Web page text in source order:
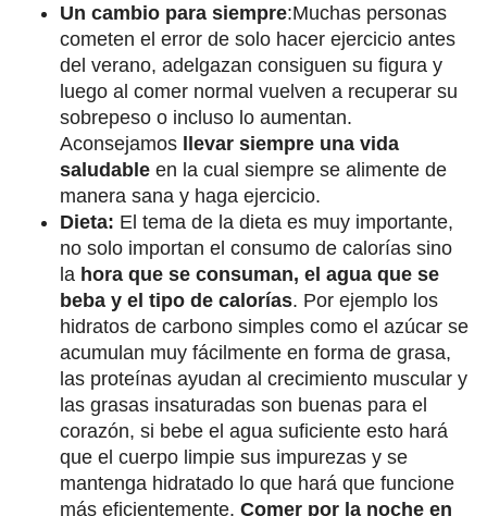
Un cambio para siempre:Muchas personas
cometen el error de solo hacer ejercicio antes
del verano, adelgazan consiguen su figura y
luego al comer normal vuelven a recuperar su
sobrepeso o incluso lo aumentan.
Aconsejamos
llevar siempre una vida
saludable en la cual siempre se alimente de
manera sana y haga ejercicio.
Dieta: El tema de la dieta es muy importante,
no solo importan el consumo de calorías sino
la hora que se consuman, el agua que se
beba y el tipo de calorías. Por ejemplo los
hidratos de carbono simples como el azúcar se
acumulan muy fácilmente en forma de grasa,
las proteínas ayudan al crecimiento muscular y
las grasas insaturadas son buenas para el
corazón, si bebe el agua suficiente esto hará
que el cuerpo limpie sus impurezas y se
mantenga hidratado lo que hará que funcione
más eficientemente. Comer por la noche en